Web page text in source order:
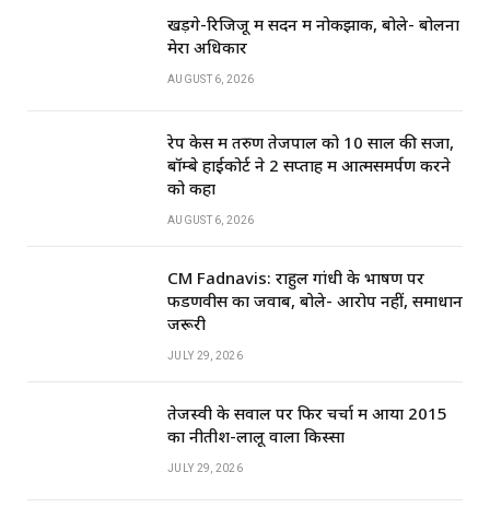
खड़गे-रिजिजू में सदन में नोकझोंक, बोले- बोलना
मेरा अधिकार
AUGUST 6, 2026
रेप केस में तरुण तेजपाल को 10 साल की सजा,
बॉम्बे हाईकोर्ट ने 2 सप्ताह में आत्मसमर्पण करने
को कहा
AUGUST 6, 2026
CM Fadnavis: राहुल गांधी के भाषण पर
फडणवीस का जवाब, बोले- आरोप नहीं, समाधान
जरूरी
JULY 29, 2026
तेजस्वी के सवाल पर फिर चर्चा में आया 2015
का नीतीश-लालू वाला किस्सा
JULY 29, 2026